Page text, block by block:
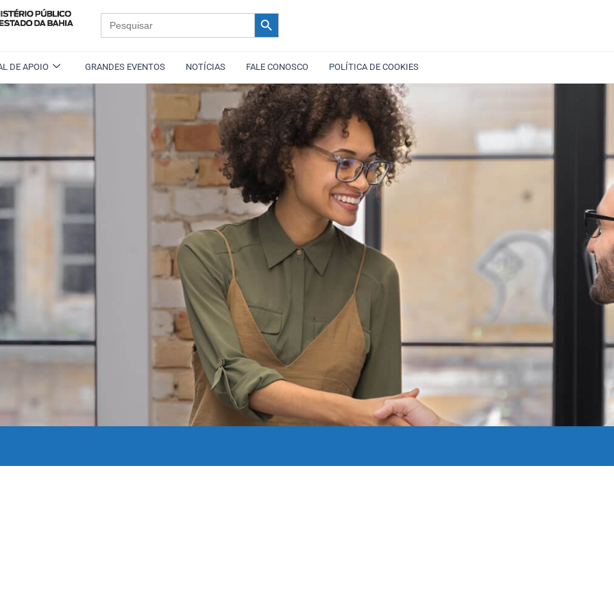
Search
for:
Search Button
DE APOIO GRANDES EVENTOS NOTÍCIAS FALE CONOSCO POLÍTICA DE COOKIES